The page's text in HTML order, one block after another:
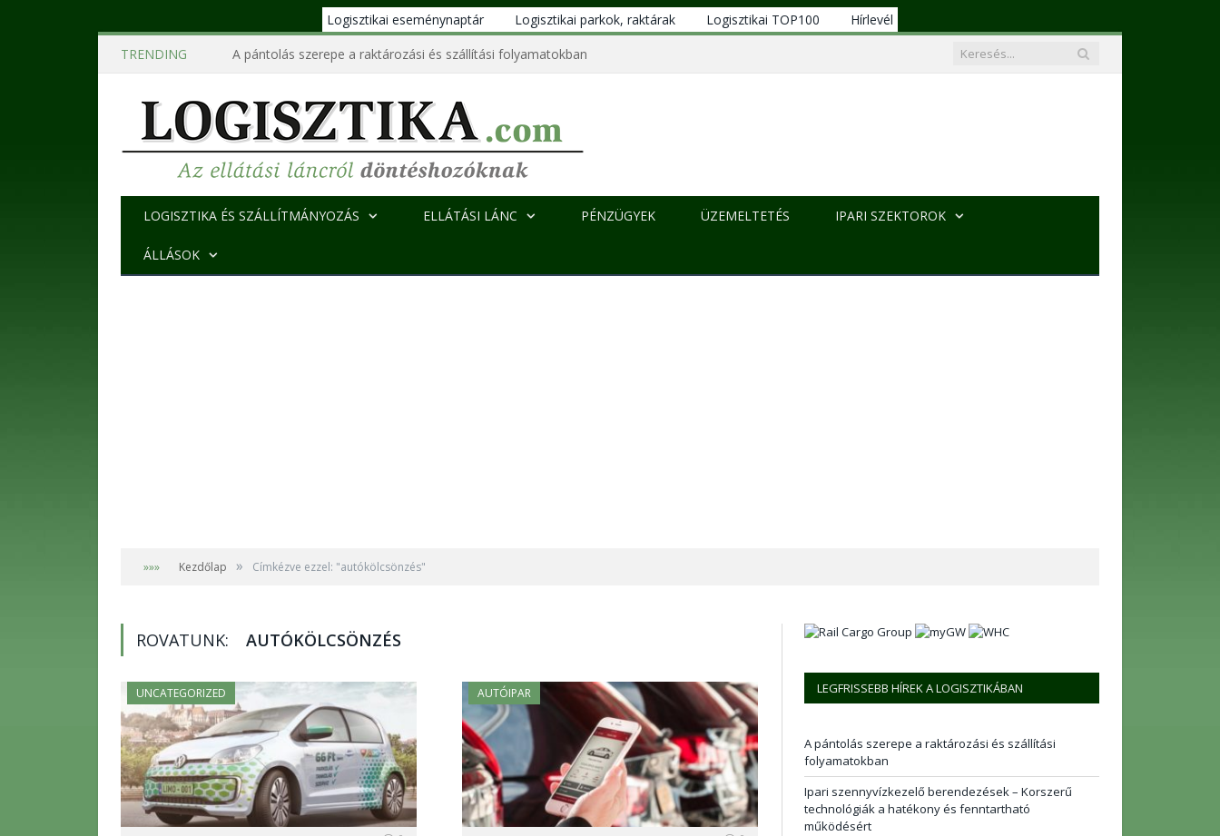
Logisztikai eseménynaptár Logisztikai parkok, raktárak Logisztikai TOP100
Hírlevél
TRENDING
A pántolás szerepe a raktározási és szállítási folyamatokban
LOGISZTIKA ÉS SZÁLLÍTMÁNYOZÁS ELLÁTÁSI LÁNC PÉNZÜGYEK ÜZEMELTETÉS IPARI SZEKTOROK
ÁLLÁSOK
»»» Kezdőlap » Címkézve ezzel: "autókölcsönzés"
ROVATUNK: AUTÓKÖLCSÖNZÉS
UNCATEGORIZED AUTÓIPAR LEGFRISSEBB HÍREK A LOGISZTIKÁBAN
A pántolás szerepe a raktározási és szállítási
folyamatokban
Ipari szennyvízkezelő berendezések – Korszerű
technológiák a hatékony és fenntartható
működésért